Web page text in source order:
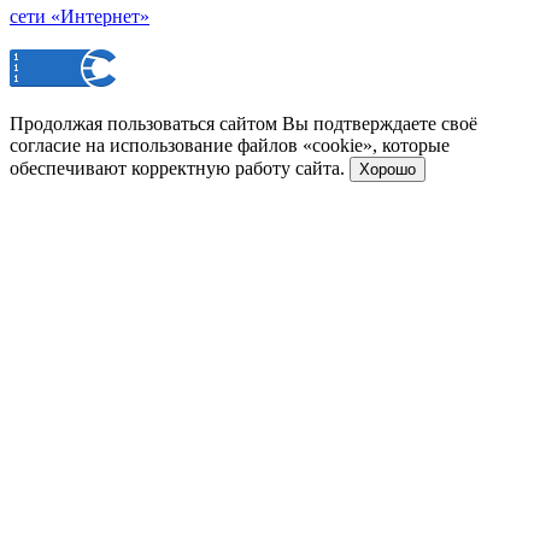
сети «Интернет»
Продолжая пользоваться сайтом Вы подтверждаете своё
согласие на использование файлов «cookie», которые
обеспечивают корректную работу сайта.
Хорошо